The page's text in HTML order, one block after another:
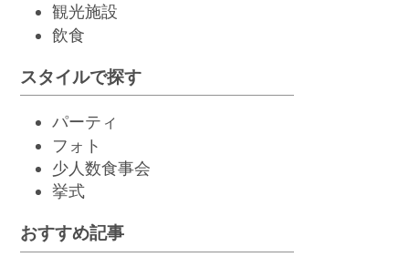
観光施設
飲食
スタイルで探す
パーティ
フォト
少人数食事会
挙式
おすすめ記事